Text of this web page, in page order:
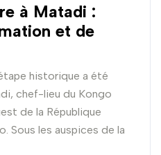
à Matadi :
et de
historique a été
chef-lieu du Kongo
de la République
Sous les auspices de la